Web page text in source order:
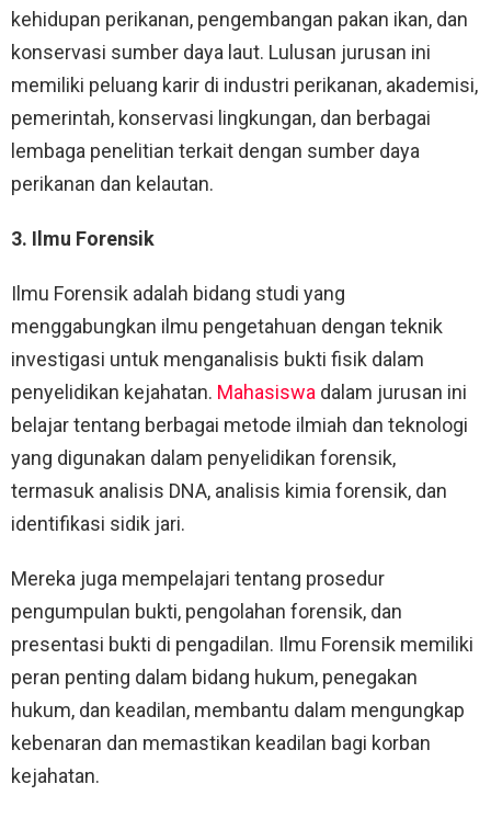
kehidupan perikanan, pengembangan pakan ikan, dan
konservasi sumber daya laut. Lulusan jurusan ini
memiliki peluang karir di industri perikanan, akademisi,
pemerintah, konservasi lingkungan, dan berbagai
lembaga penelitian terkait dengan sumber daya
perikanan dan kelautan.
3. Ilmu Forensik
Ilmu Forensik adalah bidang studi yang
menggabungkan ilmu pengetahuan dengan teknik
investigasi untuk menganalisis bukti fisik dalam
penyelidikan kejahatan. Mahasiswa dalam jurusan ini
belajar tentang berbagai metode ilmiah dan teknologi
yang digunakan dalam penyelidikan forensik,
termasuk analisis DNA, analisis kimia forensik, dan
identifikasi sidik jari.
Mereka juga mempelajari tentang prosedur
pengumpulan bukti, pengolahan forensik, dan
presentasi bukti di pengadilan. Ilmu Forensik memiliki
peran penting dalam bidang hukum, penegakan
hukum, dan keadilan, membantu dalam mengungkap
kebenaran dan memastikan keadilan bagi korban
kejahatan.